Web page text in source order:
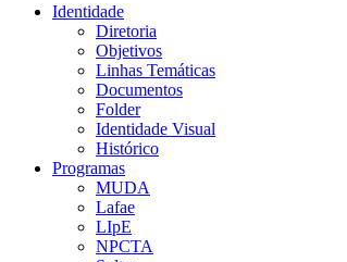
Identidade
Diretoria
Objetivos
Linhas Temáticas
Documentos
Folder
Identidade Visual
Histórico
Programas
MUDA
Lafae
LIpE
NPCTA